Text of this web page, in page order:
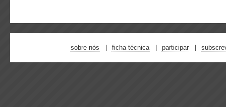
sobre nós ficha técnica participar